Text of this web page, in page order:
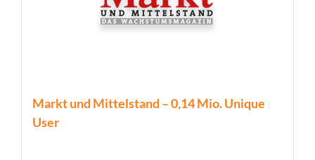
Markt und Mittelstand – 0,14 Mio. Unique
User